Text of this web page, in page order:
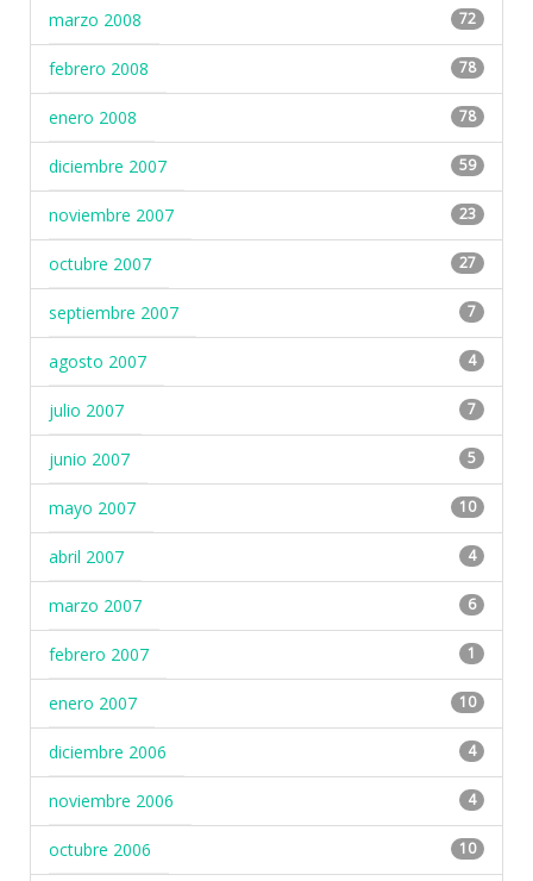
marzo 2008 72
febrero 2008 78
enero 2008 78
diciembre 2007 59
noviembre 2007 23
octubre 2007 27
septiembre 2007 7
agosto 2007 4
julio 2007 7
junio 2007 5
mayo 2007 10
abril 2007 4
marzo 2007 6
febrero 2007 1
enero 2007 10
diciembre 2006 4
noviembre 2006 4
octubre 2006 10